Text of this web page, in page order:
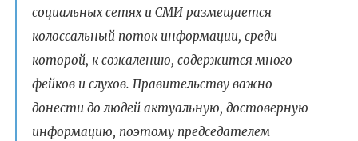
социальных сетях и СМИ размещается
колоссальный поток информации, среди
которой, к сожалению, содержится много
фейков и слухов. Правительству важно
донести до людей актуальную, достоверную
информацию, поэтому председателем